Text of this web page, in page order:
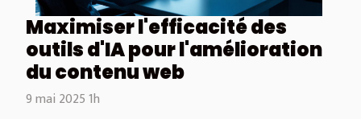
Maximiser l'efficacité des
outils d'IA pour l'amélioration
du contenu web
9 mai 2025 1h